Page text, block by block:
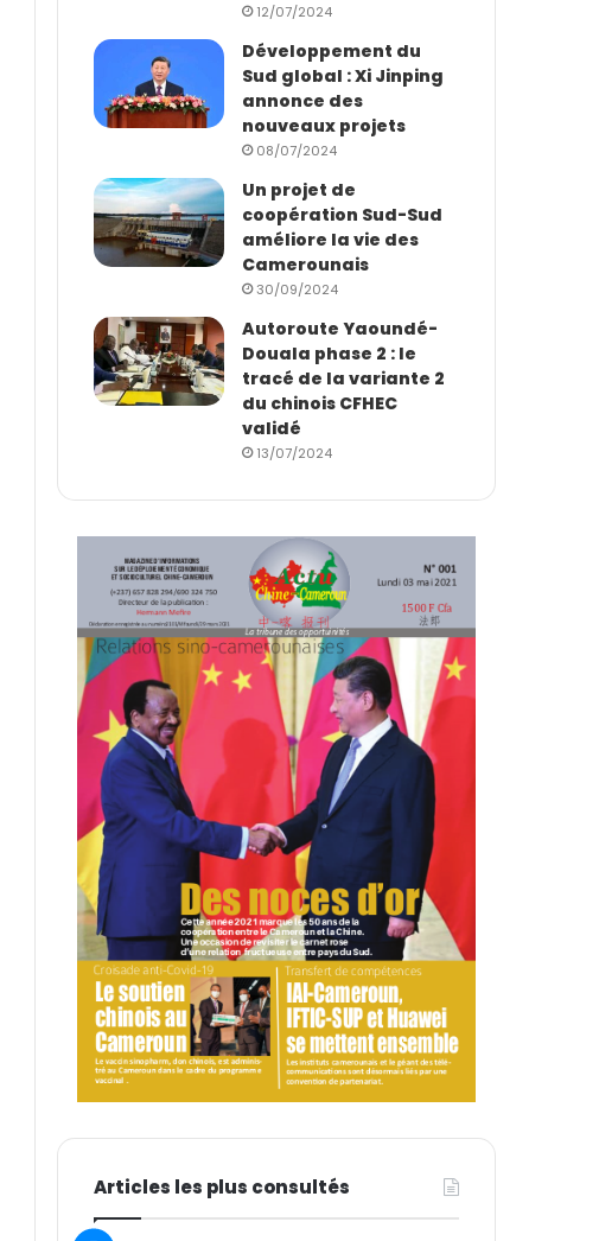
12/07/2024
Développement du
Sud global : Xi Jinping
annonce des
nouveaux projets
08/07/2024
Un projet de
coopération Sud-Sud
améliore la vie des
Camerounais
30/09/2024
Autoroute Yaoundé-
Douala phase 2 : le
tracé de la variante 2
du chinois CFHEC
validé
13/07/2024
Articles les plus consultés